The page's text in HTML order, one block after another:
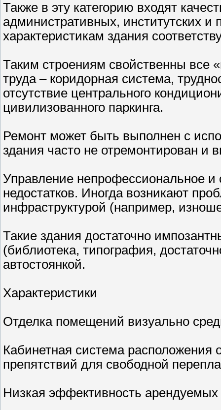
Также в эту категорию входят
административных, институтских
характеристикам здания
Таким строениям свойственны все
труда – коридорная система,
отсутствие центрального
цивилизованного паркинга.
Ремонт может быть выполнен с
здания часто не отремонтирован и
Управление непрофессиональное
недостатков. Иногда возникают
инфраструктурой (например,
Такие здания достаточно
(библиотека, типография,
автостоянкой.
Характеристики
Отделка помещений визуально
Кабинетная система расположения
препятствий для свободной
Низкая эффективность